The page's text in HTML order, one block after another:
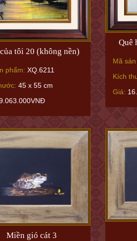
tôi 20 (không nền)
phẩm: XQ.6211
45 x 55 cm
Quê
Mã
Kích
Giá:
Miền gió cát 3